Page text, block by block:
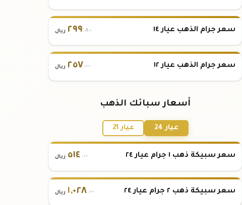
سعر جرام الذهب عيار ١٤ ٢٩٩ .٨٠ ريال
سعر جرام الذهب عيار ١٢ ٢٥٧ .٠٠ ريال
أسعار سبائك الذهب
عيار 24 عيار 21
سعر سبيكة ذهب ١ جرام عيار ٢٤ ٥١٤ .٠٠ ريال
سعر سبيكة ذهب ٢ جرام عيار ٢٤ ١,٠٢٨.٠٠ ريال